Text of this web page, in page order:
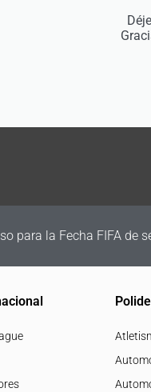
para la Fecha FIFA de